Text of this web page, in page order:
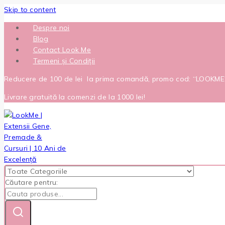
Skip to content
Despre noi
Blog
Contact Look Me
Termeni și Condiții
Reducere de 100 de lei la prima comandă, promo cod:
Livrare gratuită la comenzi de la 1000 lei!
Căutare pentru: